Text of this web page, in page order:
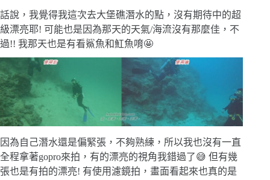
話說，我覺得我這次去大堡礁潛水的點，沒有期待中的超
級漂亮耶! 可能也是因為那天的天氣/海流沒有那麼佳，不
過!! 我那天也是有看鯊魚和魟魚唷🤩
因為自己潛水還是偏緊張，不夠熟練，所以我也沒有一直
全程拿著gopro來拍，有的漂亮的視角我錯過了😅 但有幾
張也是有拍的漂亮! 有使用濾鏡拍，畫面看起來也真的是